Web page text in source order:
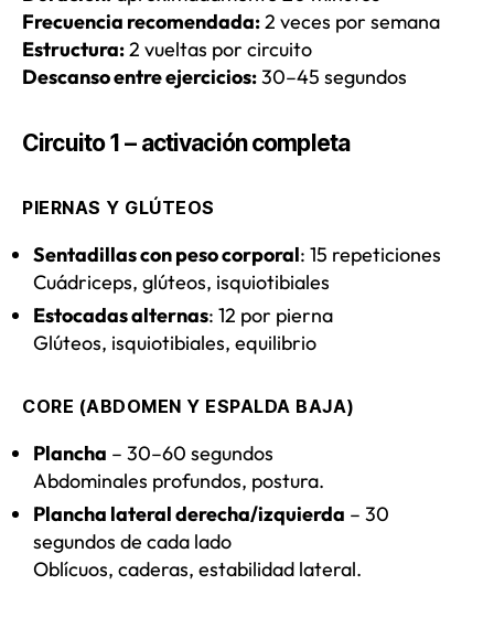
Frecuencia recomendada:2 veces por semana
Estructura:2 vueltas por circuito
Descanso entre ejercicios:30–45 segundos
Circuito 1 – activación completa
PIERNAS Y GLÚTEOS
Sentadillas con peso corporal: 15 repeticiones
Cuádriceps, glúteos, isquiotibiales
Estocadas alternas: 12 por pierna
Glúteos, isquiotibiales, equilibrio
CORE (ABDOMEN Y ESPALDA BAJA)
Plancha – 30–60 segundos
Abdominales profundos, postura.
Plancha lateral derecha/izquierda – 30
segundos de cada lado
Oblícuos, caderas, estabilidad lateral.